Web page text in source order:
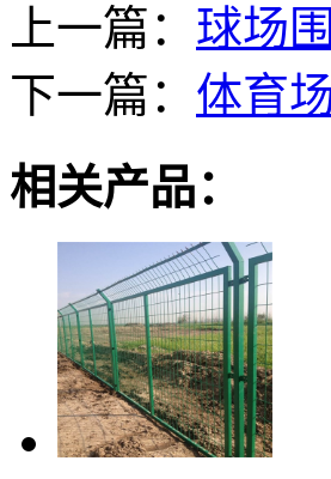
上一篇： 球场
下一篇： 体育
相关产品：